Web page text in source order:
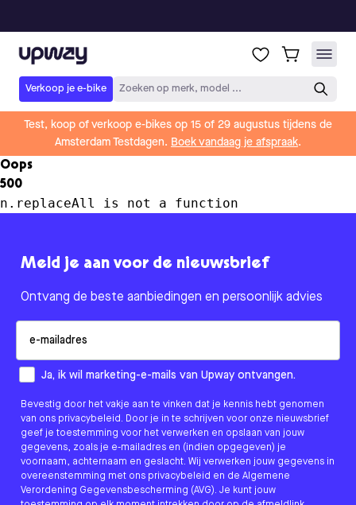
Upway
Verkoop je e-bike Zoeken op merk, model ...
Test, koop of verkoop e-bikes op 15 of 29 augustus tijdens de
Amsterdam Testdagen. Boek vandaag je afspraak.
Oops
500
n.replaceAll is not a function
Meld je aan voor de nieuwsbrief
Ontvang de beste aanbiedingen en persoonlijk advies
How would you like to hear from us?
Ja, ik wil marketing-e-mails van Upway ontvangen.
Bevestig door het vakje aan te vinken dat je kennis hebt genomen
van ons privacybeleid. Door je in te schrijven voor onze nieuwsbrief
geef je toestemming voor het verwerken en opslaan van jouw
gegevens, zoals je e-mailadres en (indien opgegeven) je
voornaam, achternaam en geslacht. Wij verwerken jouw gegevens in
overeenstemming met ons privacybeleid en de Algemene
Verordening Gegevensbescherming (AVG). Je kunt jouw